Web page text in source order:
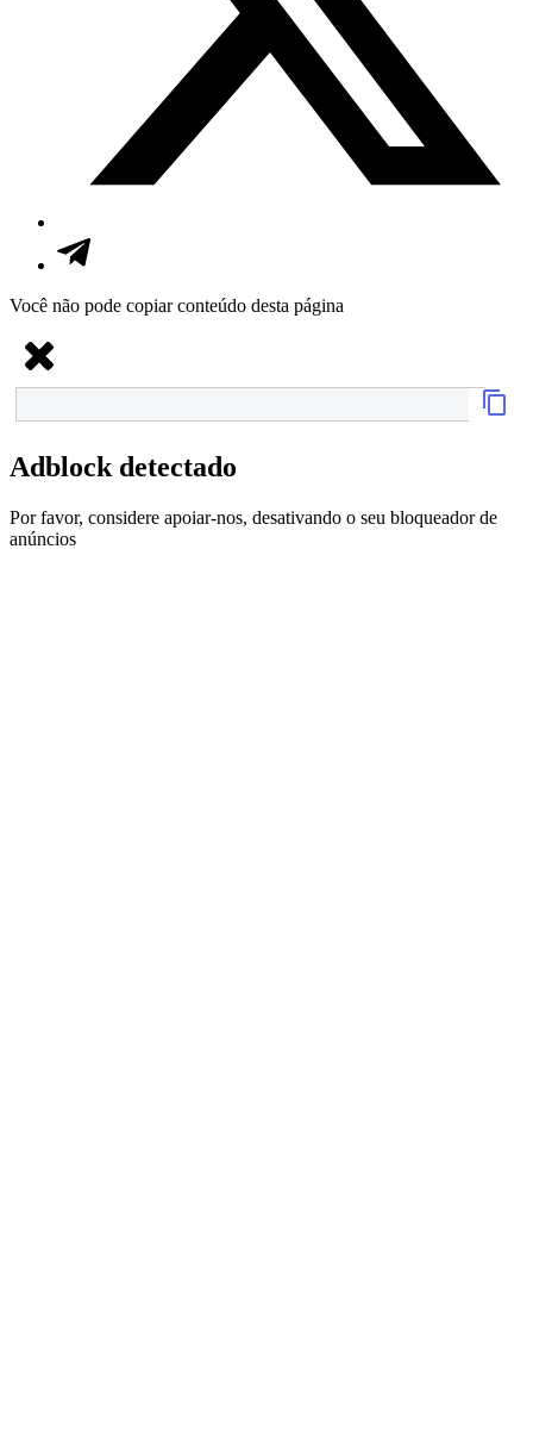
Você não pode copiar conteúdo desta página
Adblock detectado
Por favor, considere apoiar-nos, desativando o seu bloqueador de
anúncios